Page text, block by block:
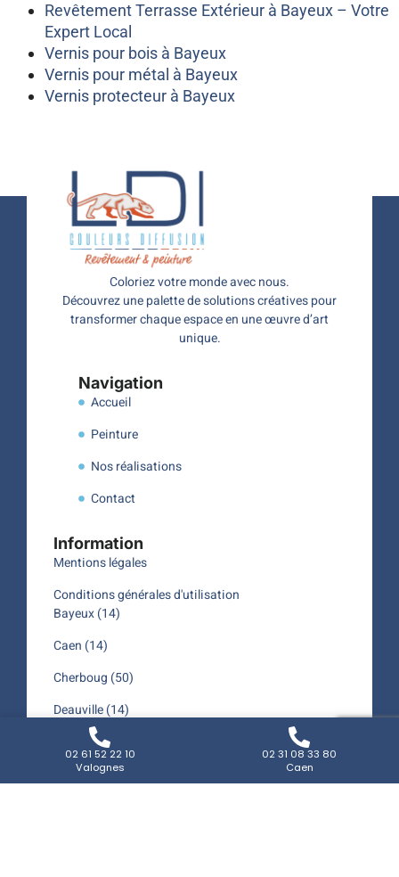
02 61 52 22 10
Valognes
02 31 08 33 80
Caen
Revêtement Terrasse Extérieur à Bayeux – Votre
Expert Local
Vernis pour bois à Bayeux
Vernis pour métal à Bayeux
Vernis protecteur à Bayeux
Coloriez votre monde avec nous.
Découvrez une palette de solutions créatives pour
transformer chaque espace en une œuvre d’art
unique.
Navigation
Accueil
Peinture
Nos réalisations
Contact
Information
Mentions légales
Conditions générales d'utilisation
Bayeux (14)
Caen (14)
Cherboug (50)
Deauville (14)
Saint-Lô (50)
Valognes (50)